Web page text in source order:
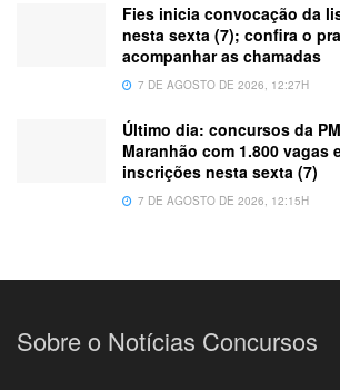
Fies inicia convocação da
nesta sexta (7); confira o
acompanhar as chamadas
7 DE AGOSTO DE 2026, 12:27H
Último dia: concursos da
Maranhão com 1.800 vagas
inscrições nesta sexta (7)
7 DE AGOSTO DE 2026, 12:15H
Sobre o Notícias Concursos